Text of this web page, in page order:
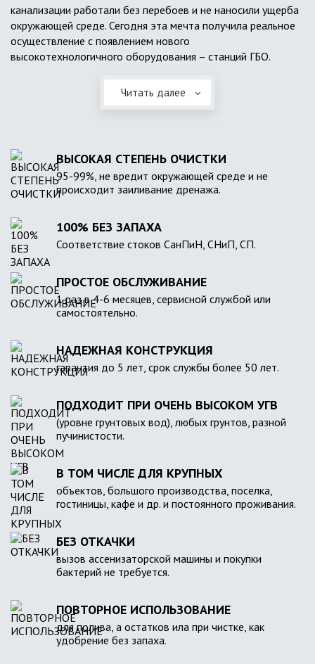
канализации работали без перебоев и не наносили ущерба
окружающей среде. Сегодня эта мечта получила реальное
осуществление с появлением нового
высокотехнологичного оборудования – станций ГБО.
Читать далее
ВЫСОКАЯ СТЕПЕНЬ ОЧИСТКИ
95-99%, не вредит окружающей среде и не
происходит заиливание дренажа.
100% БЕЗ ЗАПАХА
Соответствие стоков СанПиН, СНиП, СП.
ПРОСТОЕ ОБСЛУЖИВАНИЕ
1 раз в 4-6 месяцев, сервисной службой или
самостоятельно.
НАДЕЖНАЯ КОНСТРУКЦИЯ
гарантия до 5 лет, срок службы более 50 лет.
ПОДХОДИТ ПРИ ОЧЕНЬ ВЫСОКОМ УГВ
(уровне грунтовых вод), любых грунтов, разной
пучинистости.
В ТОМ ЧИСЛЕ ДЛЯ КРУПНЫХ
объектов, большого производства, поселка,
гостиницы, кафе и др. и постоянного проживания.
БЕЗ ОТКАЧКИ
вызов ассенизаторской машины и покупки
бактерий не требуется.
ПОВТОРНОЕ ИСПОЛЬЗОВАНИЕ
для полива, а остатков ила при чистке, как
удобрение без запаха.